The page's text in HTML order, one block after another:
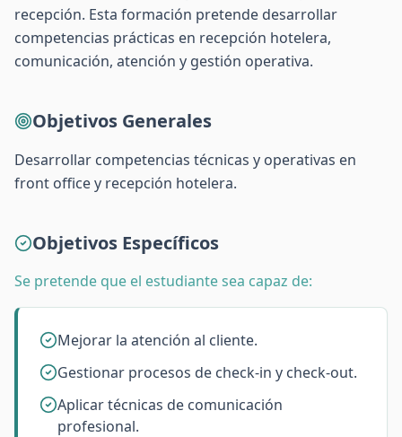
recepción. Esta formación pretende desarrollar
competencias prácticas en recepción hotelera,
comunicación, atención y gestión operativa.
Objetivos Generales
Desarrollar competencias técnicas y operativas en
front office y recepción hotelera.
Objetivos Específicos
Se pretende que el estudiante sea capaz de:
Mejorar la atención al cliente.
Gestionar procesos de check-in y check-out.
Aplicar técnicas de comunicación
profesional.